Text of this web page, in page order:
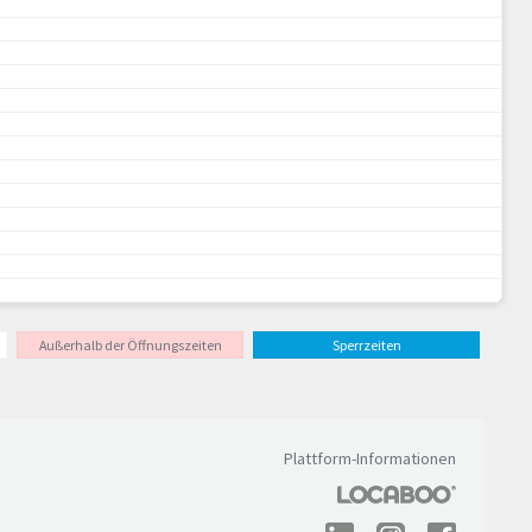
Außerhalb der Öffnungszeiten Sperrzeiten
Plattform-Informationen